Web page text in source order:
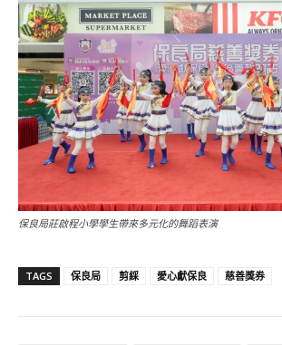
保良局莊啟程小學學生帶來多元化的舞蹈表演
TAGS 保良局 剪綵 愛心獻保良 慈善獎券